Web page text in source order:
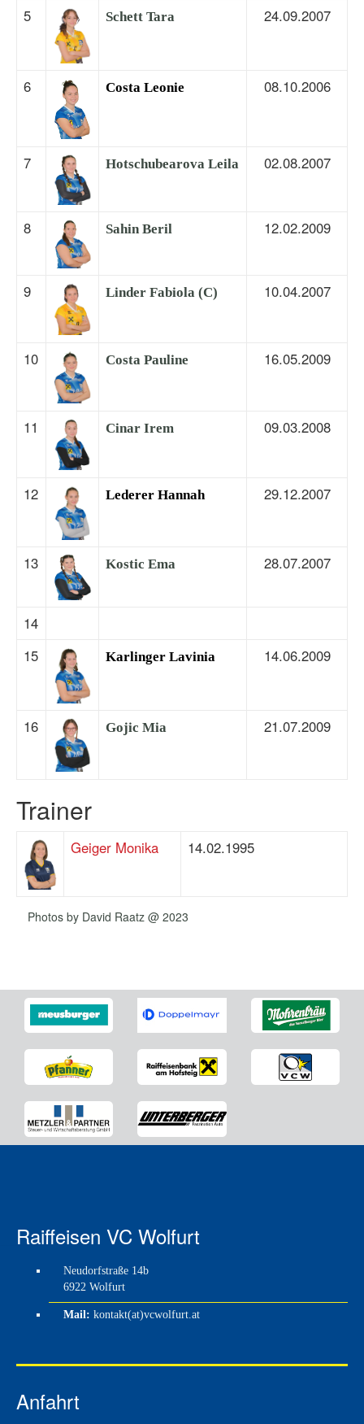
5 Schett Tara 24.09.2007
6 Costa Leonie 08.10.2006
7 Hotschubearova Leila 02.08.2007
8 Sahin Beril 12.02.2009
9 Linder Fabiola (C) 10.04.2007
10 Costa Pauline 16.05.2009
11 Cinar Irem 09.03.2008
12 Lederer Hannah 29.12.2007
13 Kostic Ema 28.07.2007
14
15
Karlinger Lavinia 14.06.2009
16 Gojic Mia 21.07.2009
Trainer
Geiger Monika 14.02.1995
Photos by David Raatz @ 2023
Raiffeisen VC Wolfurt
Neudorfstraße 14b
6922 Wolfurt
Mail: kontakt(at)vcwolfurt.at
Anfahrt